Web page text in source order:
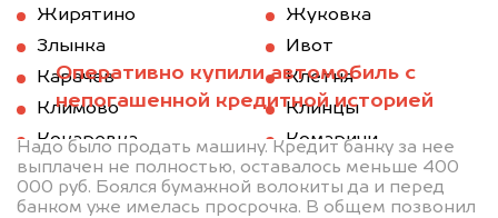
Оперативно купили автомобиль с
непогашенной кредитной историей
Надо было продать машину. Кредит банку за нее
выплачен не полностью, оставалось меньше 400
000 руб. Боялся бумажной волокиты да и перед
банком уже имелась просрочка. В общем позвонил
Жирятино
Жуковка
Злынка
Ивот
Карачев
Клетня
Климово
Клинцы
Кокаревка
Комаричи
Красная Гора
Локоть
Мглин
Навля